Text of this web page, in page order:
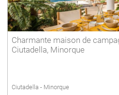
Charmante maison de
Ciutadella, Minorque
Ciutadella - Minorque